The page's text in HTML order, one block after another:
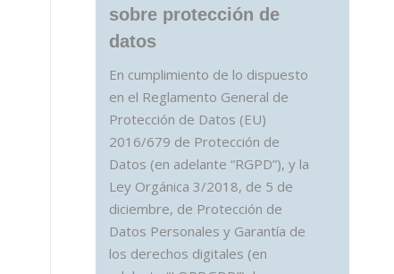
sobre protección de
datos
En cumplimiento de lo dispuesto
en el Reglamento General de
Protección de Datos (EU)
2016/679 de Protección de
Datos (en adelante “RGPD”), y la
Ley Orgánica 3/2018, de 5 de
diciembre, de Protección de
Datos Personales y Garantía de
los derechos digitales (en